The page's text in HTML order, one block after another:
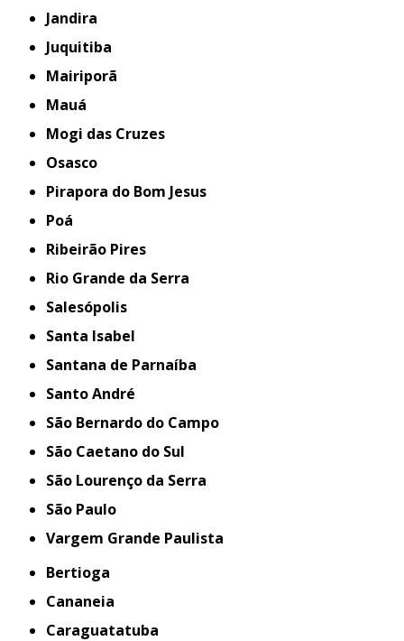
Jandira
Juquitiba
Mairiporã
Mauá
Mogi das Cruzes
Osasco
Pirapora do Bom Jesus
Poá
Ribeirão Pires
Rio Grande da Serra
Salesópolis
Santa Isabel
Santana de Parnaíba
Santo André
São Bernardo do Campo
São Caetano do Sul
São Lourenço da Serra
São Paulo
Vargem Grande Paulista
Bertioga
Cananeia
Caraguatatuba